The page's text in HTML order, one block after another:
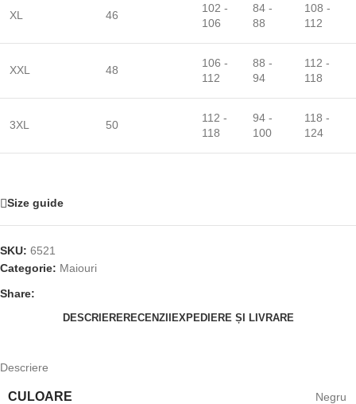
XL 46
102 -
106
84 -
88
108 -
112
XXL 48
106 -
112
88 -
94
112 -
118
3XL 50
112 -
118
94 -
100
118 -
124
Size guide
SKU: 6521
Categorie: Maiouri
Share:
DESCRIERERECENZII EXPEDIERE ȘI LIVRARE
Descriere
CULOARE Negru